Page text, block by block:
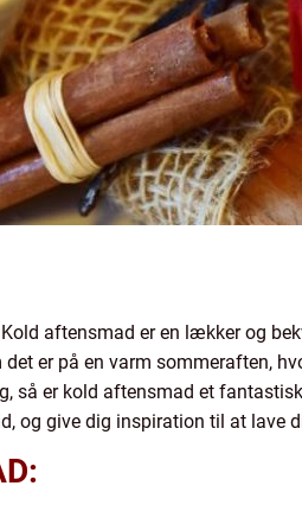
aftensmad er en lækker og
er på en varm sommeraften,
så er kold aftensmad et
og give dig inspiration til at lave